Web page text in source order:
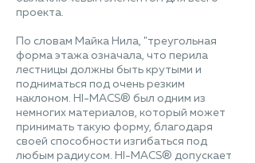
проекта.
По словам Майка Нила, "треугольная
форма этажа означала, что перила
лестницы должны быть крутыми и
подниматься под очень резким
наклоном. HI-MACS® был одним из
немногих материалов, который может
принимать такую форму, благодаря
своей способности изгибаться под
любым радиусом. HI-MACS® допускает